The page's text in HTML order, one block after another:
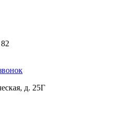
д. 25Г